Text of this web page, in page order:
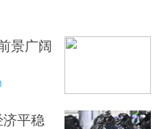
景广阔
平稳